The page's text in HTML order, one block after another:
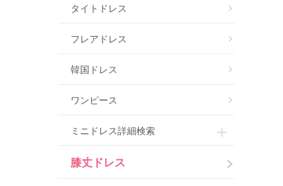
タイトドレス
フレアドレス
韓国ドレス
ワンピース
ミニドレス詳細検索
膝丈ドレス